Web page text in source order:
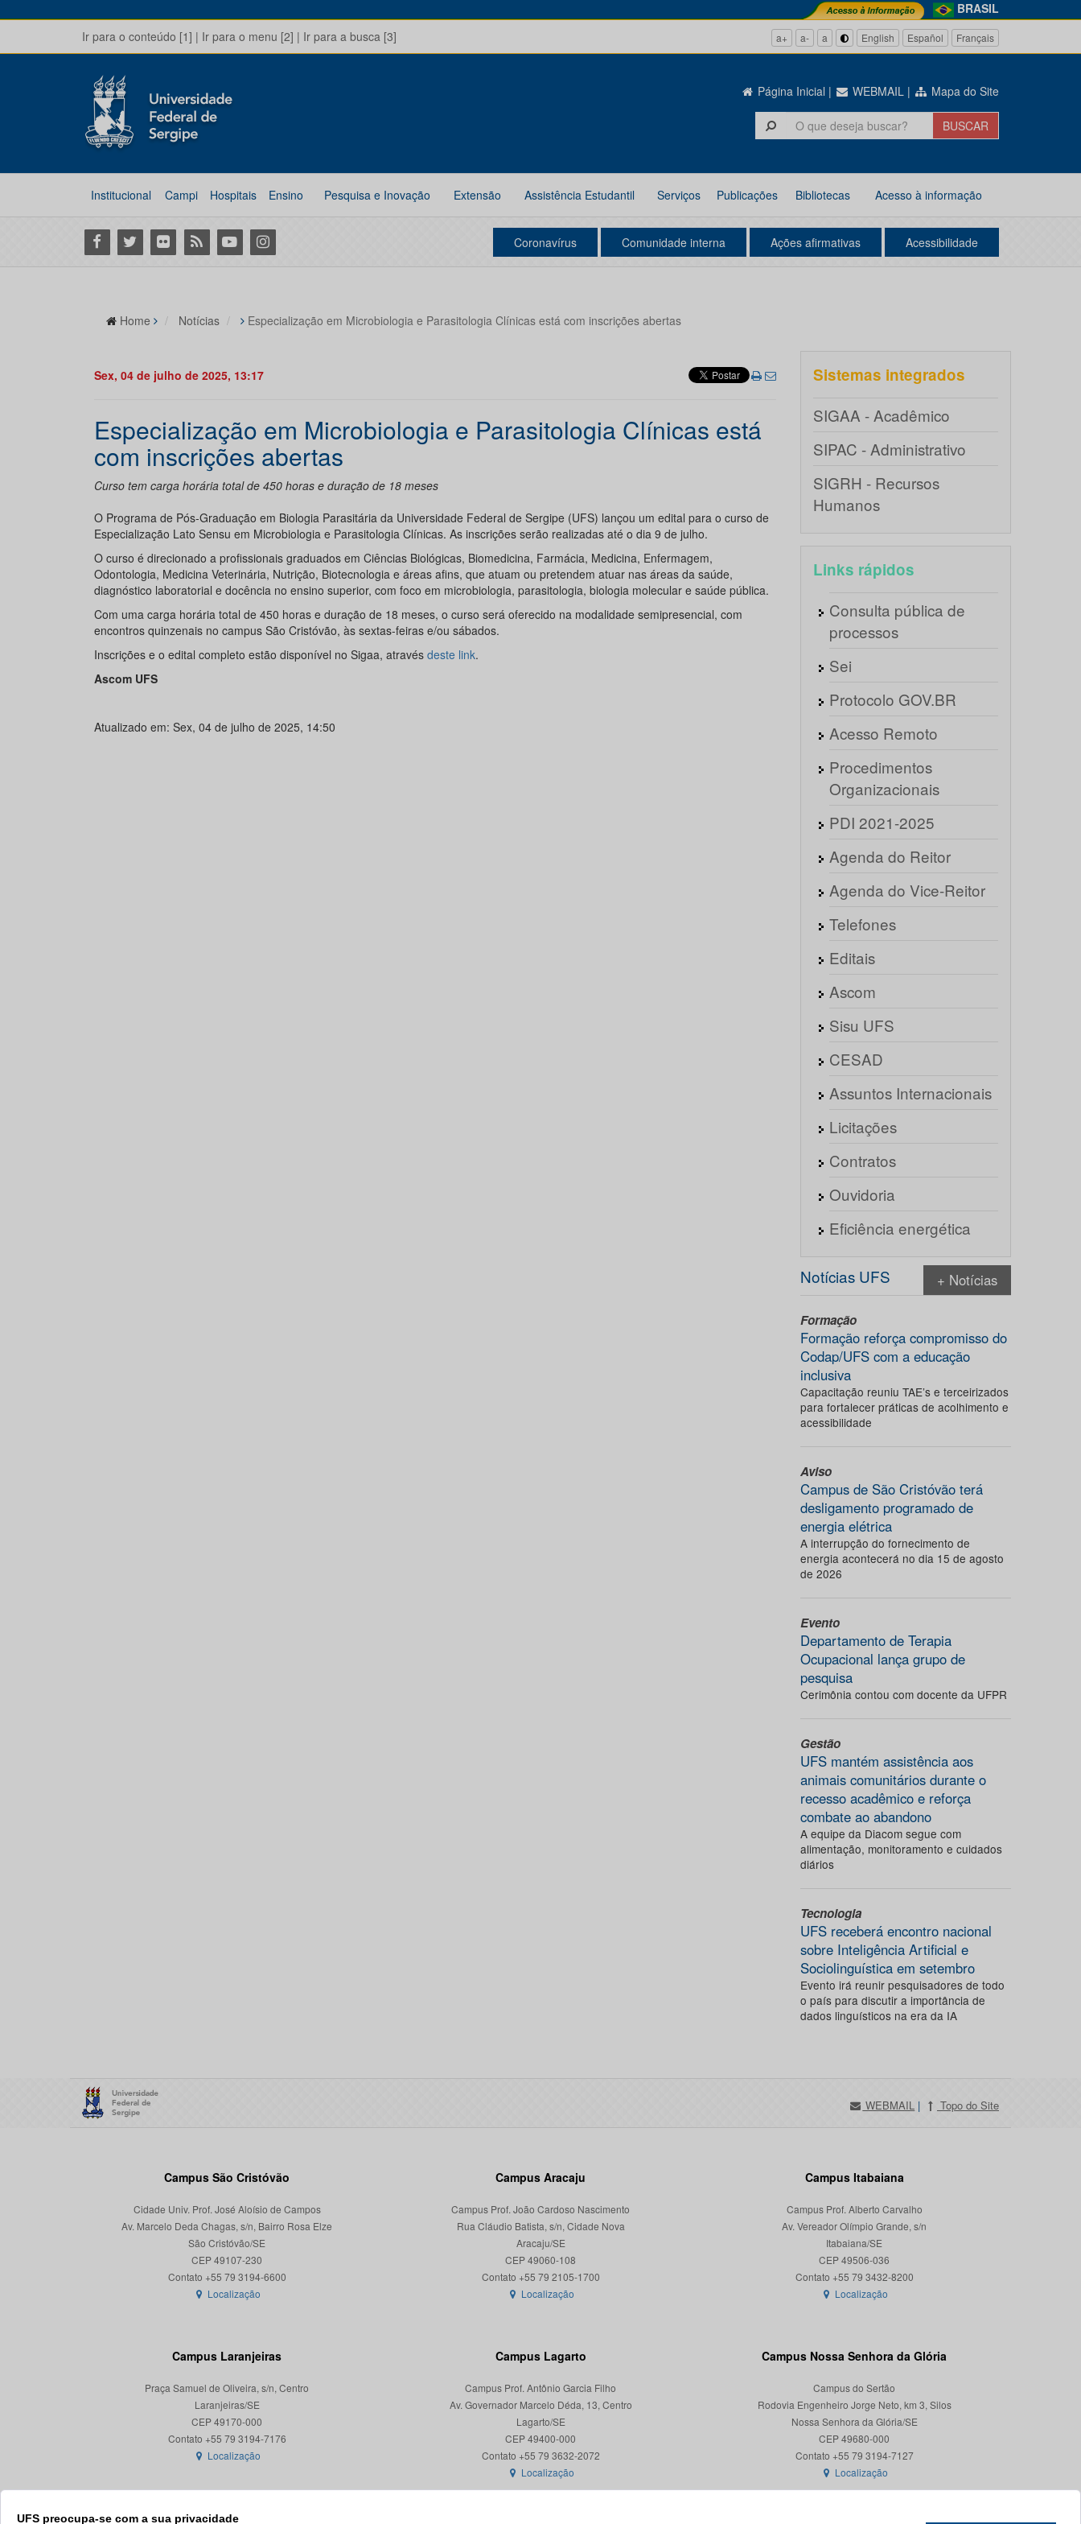
BRASIL
Ir para o conteúdo [1] | Ir para o menu [2] | Ir para a busca [3] a+ a- a English Español Français
Página Inicial | WEBMAIL | Mapa do Site
Institucional Campi Hospitais Ensino Pesquisa e Inovação Extensão Assistência Estudantil Serviços Publicações Bibliotecas Acesso à informação
Facebook
Twitter Flickr RSS YoutubeInstagram Coronavírus Comunidade interna Ações afirmativas Acessibilidade
UFS preocupa-se com a sua privacidade
Home Notícias Especialização em Microbiologia e Parasitologia Clínicas está com inscrições abertas
Sex, 04 de julho de 2025, 13:17
Especialização em Microbiologia e Parasitologia Clínicas está
com inscrições abertas
Curso tem carga horária total de 450 horas e duração de 18 meses
O Programa de Pós-Graduação em Biologia Parasitária da Universidade Federal de Sergipe (UFS) lançou um edital para o curso de
Especialização Lato Sensu em Microbiologia e Parasitologia Clínicas. As inscrições serão realizadas até o dia 9 de julho.
O curso é direcionado a profissionais graduados em Ciências Biológicas, Biomedicina, Farmácia, Medicina, Enfermagem,
Odontologia, Medicina Veterinária, Nutrição, Biotecnologia e áreas afins, que atuam ou pretendem atuar nas áreas da saúde,
diagnóstico laboratorial e docência no ensino superior, com foco em microbiologia, parasitologia, biologia molecular e saúde pública.
Com uma carga horária total de 450 horas e duração de 18 meses, o curso será oferecido na modalidade semipresencial, com
encontros quinzenais no campus São Cristóvão, às sextas-feiras e/ou sábados.
Inscrições e o edital completo estão disponível no Sigaa, através deste link.
Ascom UFS
Atualizado em: Sex, 04 de julho de 2025, 14:50
Sistemas integrados
SIGAA - Acadêmico
SIPAC - Administrativo
SIGRH - Recursos
Humanos
Links rápidos
Consulta pública de
processos
Sei
Protocolo GOV.BR
Acesso Remoto
Procedimentos
Organizacionais
PDI 2021-2025
Agenda do Reitor
Agenda do Vice-Reitor
Telefones
Editais
Ascom
Sisu UFS
CESAD
Assuntos Internacionais
Licitações
Contratos
Ouvidoria
Eficiência energética
Notícias UFS + Notícias
Formação
Formação reforça compromisso do
Codap/UFS com a educação
inclusiva
Capacitação reuniu TAE’s e terceirizados
para fortalecer práticas de acolhimento e
acessibilidade
Aviso
Campus de São Cristóvão terá
desligamento programado de
energia elétrica
A interrupção do fornecimento de
energia acontecerá no dia 15 de agosto
de 2026
Evento
Departamento de Terapia
Ocupacional lança grupo de
pesquisa
Cerimônia contou com docente da UFPR
Gestão
UFS mantém assistência aos
animais comunitários durante o
recesso acadêmico e reforça
combate ao abandono
A equipe da Diacom segue com
alimentação, monitoramento e cuidados
diários
Tecnologia
UFS receberá encontro nacional
sobre Inteligência Artificial e
Sociolinguística em setembro
Evento irá reunir pesquisadores de todo
o país para discutir a importância de
dados linguísticos na era da IA
WEBMAIL | Topo do Site
Campus São Cristóvão
Cidade Univ. Prof. José Aloísio de Campos
Av. Marcelo Deda Chagas, s/n, Bairro Rosa Elze
São Cristóvão/SE
CEP 49107-230
Localização
Campus Aracaju
Campus Prof. João Cardoso Nascimento
Rua Cláudio Batista, s/n, Cidade Nova
Aracaju/SE
CEP 49060-108
Localização
Campus Itabaiana
Campus Prof. Alberto Carvalho
Av. Vereador Olímpio Grande, s/n
Itabaiana/SE
CEP 49506-036
Localização
Campus Laranjeiras
Praça Samuel de Oliveira, s/n, Centro
Laranjeiras/SE
CEP 49170-000
Localização
Campus Lagarto
Campus Prof. Antônio Garcia Filho
Av. Governador Marcelo Déda, 13, Centro
Lagarto/SE
CEP 49400-000
Localização
Campus Nossa Senhora da Glória
Campus do Sertão
Rodovia Engenheiro Jorge Neto, km 3, Silos
Nossa Senhora da Glória/SE
CEP 49680-000
Contato +55 79 3194-7127
Localização